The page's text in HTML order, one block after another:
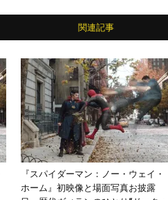
関連記事
『スパイダーマン：ノー・ウェイ・
ホーム』初映像と場面写真お披露